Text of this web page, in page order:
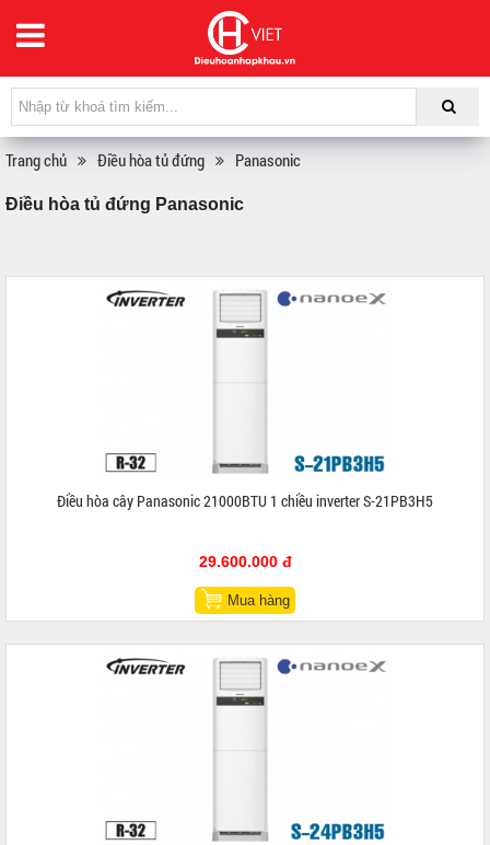
Trang chủ Điều hòa tủ đứng Panasonic
Điều hòa tủ đứng Panasonic
Điều hòa cây Panasonic 21000BTU 1 chiều inverter S-21PB3H5
29.600.000 đ
Mua hàng